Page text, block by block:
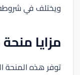
ويختلف في شروطه
مزايا
توفر هذه المنحة